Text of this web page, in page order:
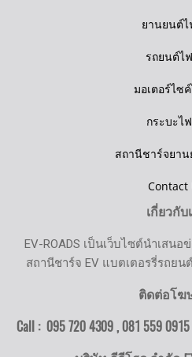
ยานยนต์
รถยนต์ไ
มอเตอร์ไซ
กระบะไ
สถานีชาร์จยา
Contact
เกี่ยวกับ
EV-ROADS เป็นเว็บไซต์นำเสน
สถานีชาร์จ EV แบตเตอรรี่รถย
ติดต่อโฆ
Call : 095 720 4309 , 081 559